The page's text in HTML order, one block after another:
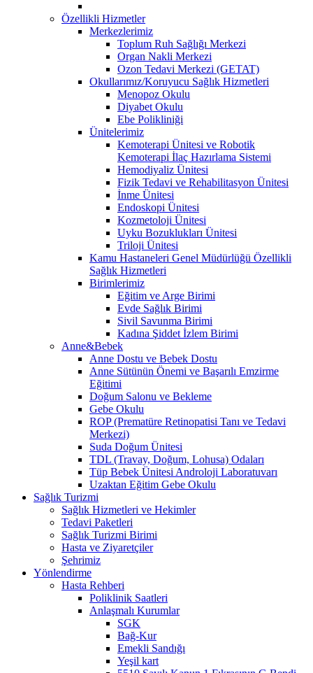
Özellikli Hizmetler
Merkezlerimiz
Toplum Ruh Sağlığı Merkezi
Organ Nakli Merkezi
Ozon Tedavi Merkezi (GETAT)
Okullarımız/Koruyucu Sağlık Hizmetleri
Menopoz Okulu
Diyabet Okulu
Ebe Polikliniği
Ünitelerimiz
Kemoterapi Ünitesi ve Robotik
Kemoterapi İlaç Hazırlama Sistemi
Hemodiyaliz Ünitesi
Fizik Tedavi ve Rehabilitasyon Ünitesi
İnme Ünitesi
Endoskopi Ünitesi
Kozmetoloji Ünitesi
Uyku Bozuklukları Ünitesi
Triloji Ünitesi
Kamu Hastaneleri Genel Müdürlüğü Özellikli
Sağlık Hizmetleri
Birimlerimiz
Eğitim ve Arge Birimi
Evde Sağlık Birimi
Sivil Savunma Birimi
Kadına Şiddet İzlem Birimi
Anne&Bebek
Anne Dostu ve Bebek Dostu
Anne Sütünün Önemi ve Başarılı Emzirme
Eğitimi
Doğum Salonu ve Bekleme
Gebe Okulu
ROP (Prematüre Retinopatisi Tanı ve Tedavi
Merkezi)
Suda Doğum Ünitesi
TDL (Travay, Doğum, Lohusa) Odaları
Tüp Bebek Ünitesi Androloji Laboratuvarı
Uzaktan Eğitim Gebe Okulu
Sağlık Turizmi
Sağlık Hizmetleri ve Hekimler
Tedavi Paketleri
Sağlık Turizmi Birimi
Hasta ve Ziyaretçiler
Şehrimiz
Yönlendirme
Hasta Rehberi
Poliklinik Saatleri
Anlaşmalı Kurumlar
SGK
Bağ-Kur
Emekli Sandığı
Yeşil kart